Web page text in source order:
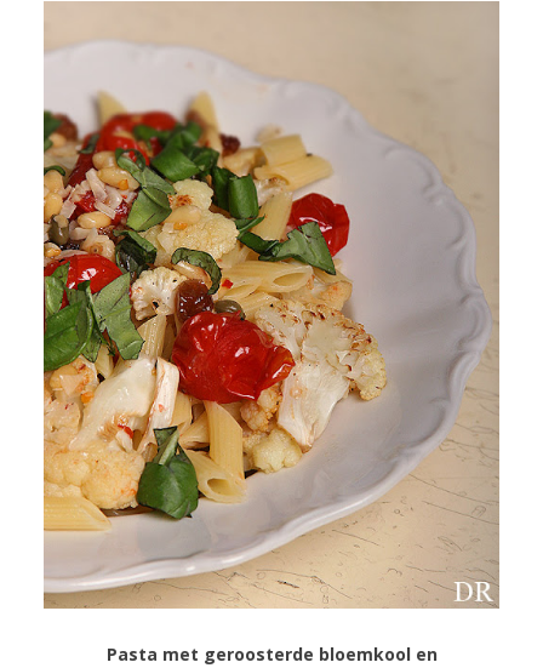
Pasta met geroosterde bloemkool en